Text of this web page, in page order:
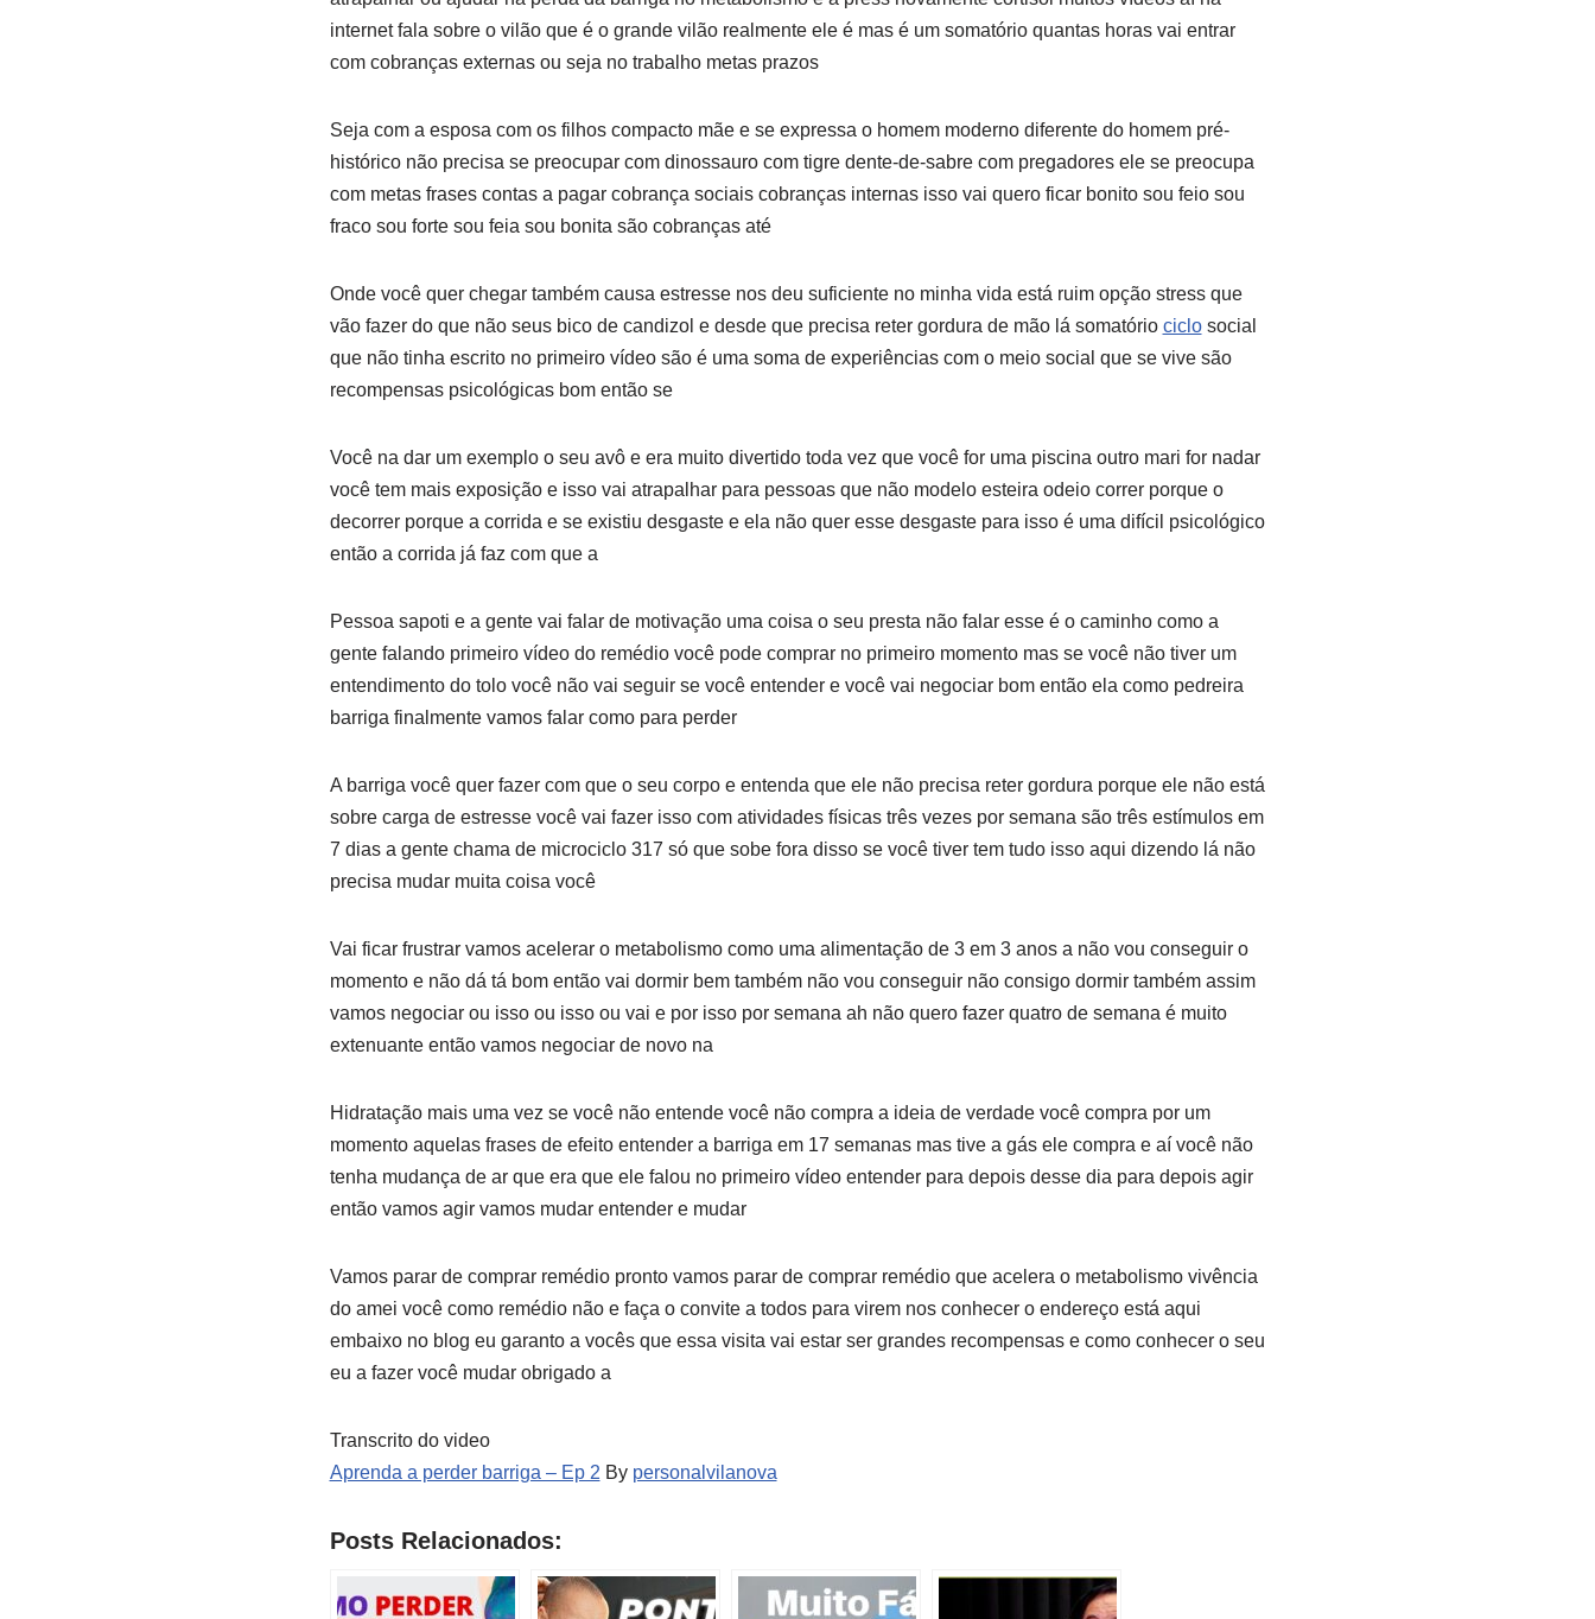
internet fala sobre o vilão que é o grande vilão realmente ele é mas é um somatório quantas horas vai entrar
com cobranças externas ou seja no trabalho metas prazos
Seja com a esposa com os filhos compacto mãe e se expressa o homem moderno diferente do homem pré-
histórico não precisa se preocupar com dinossauro com tigre dente-de-sabre com pregadores ele se preocupa
com metas frases contas a pagar cobrança sociais cobranças internas isso vai quero ficar bonito sou feio sou
fraco sou forte sou feia sou bonita são cobranças até
Onde você quer chegar também causa estresse nos deu suficiente no minha vida está ruim opção stress que
vão fazer do que não seus bico de candizol e desde que precisa reter gordura de mão lá somatório ciclosocial
que não tinha escrito no primeiro vídeo são é uma soma de experiências com o meio social que se vive são
recompensas psicológicas bom então se
Você na dar um exemplo o seu avô e era muito divertido toda vez que você for uma piscina outro mari for nadar
você tem mais exposição e isso vai atrapalhar para pessoas que não modelo esteira odeio correr porque o
decorrer porque a corrida e se existiu desgaste e ela não quer esse desgaste para isso é uma difícil psicológico
então a corrida já faz com que a
Pessoa sapoti e a gente vai falar de motivação uma coisa o seu presta não falar esse é o caminho como a
gente falando primeiro vídeo do remédio você pode comprar no primeiro momento mas se você não tiver um
entendimento do tolo você não vai seguir se você entender e você vai negociar bom então ela como pedreira
barriga finalmente vamos falar como para perder
A barriga você quer fazer com que o seu corpo e entenda que ele não precisa reter gordura porque ele não está
sobre carga de estresse você vai fazer isso com atividades físicas três vezes por semana são três estímulos em
7 dias a gente chama de microciclo 317 só que sobe fora disso se você tiver tem tudo isso aqui dizendo lá não
precisa mudar muita coisa você
Vai ficar frustrar vamos acelerar o metabolismo como uma alimentação de 3 em 3 anos a não vou conseguir o
momento e não dá tá bom então vai dormir bem também não vou conseguir não consigo dormir também assim
vamos negociar ou isso ou isso ou vai e por isso por semana ah não quero fazer quatro de semana é muito
extenuante então vamos negociar de novo na
Hidratação mais uma vez se você não entende você não compra a ideia de verdade você compra por um
momento aquelas frases de efeito entender a barriga em 17 semanas mas tive a gás ele compra e aí você não
tenha mudança de ar que era que ele falou no primeiro vídeo entender para depois desse dia para depois agir
então vamos agir vamos mudar entender e mudar
Vamos parar de comprar remédio pronto vamos parar de comprar remédio que acelera o metabolismo vivência
do amei você como remédio não e faça o convite a todos para virem nos conhecer o endereço está aqui
embaixo no blog eu garanto a vocês que essa visita vai estar ser grandes recompensas e como conhecer o seu
eu a fazer você mudar obrigado a
Transcrito do video
Aprenda a perder barriga – Ep 2 By personalvilanova
Posts Relacionados: